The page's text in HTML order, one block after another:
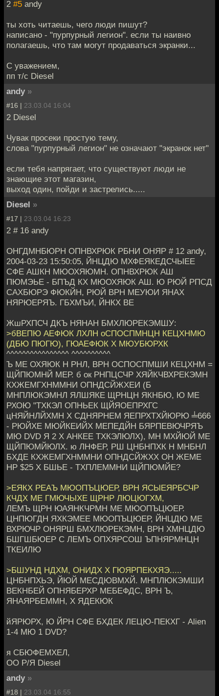
2 #5 andy
ты хоть читаешь, чего люди пишут?
написано - "пурпурный легион". если ты наивно
полагаешь, что там могут продаваться экранки...
С уважением,
пп т/с Diesel
andy »
#16 | 23.03.04 16:04
2 Diesel
Чувак просеки простую тему,
слова "пурпурный легион" не означают "экранок нет"
если тебя напрягает, что существуют люди не
знающие этот магазин,
выход один, пойди и застрелись.....
Diesel »
#17 | 23.03.04 16:23
2 # 16 andy
ОНГДМНБЮРН ОПНВХРЮК РБНИ ОНЯР # 12 andy,
2004-03-23 15:50:05, ЙНЦДЮ МХФЕЯКЕДСЧЫЕЕ
СФЕ АШКН МЮОХЯЮМН. ОПНВХРЮК АШ
ПЮМЭЬЕ - БПЪД КХ МЮОХЯЮК АШ. Ю РЮЙ РПСД
САХБЮРЭ ФЮКЙН, РЮЙ ВРН МЕУЮИ ЯНАХ
НЯРЮЕРЯЪ. ГБХМЪИ, ЙНКХ ВЕ
ЖшРХПСЧ ДКЪ НЯНАН БМХЛЮРЕКЭМШУ:
>бВЕПЮ АЕФЮК ЛХЛН оСПОСПМНЦН КЕЦХНМЮ
(ДБЮ ПЮГЮ), ГЮАЕФЮК Х МЮУБЮРХК
^^^^^^^^^^^^^^^^ ^^^^^^^^^^
Ъ МЕ ОХЯЮК Н РНЛ, ВРН ОСПОСПМШИ КЕЦХНМ =
ЩЙПЮМНЙ МЕР. б ок РНПЦСЧР ХЯЙКЧВХРЕКЭМН
КХЖЕМГХНММНИ ОПНДСЙЖХЕИ (Б
МНПЛЮКЭМНЛ ЯЛШЯКЕ ЩРНЦН ЯКНБЮ, Ю МЕ
РХОЮ "ТХКЭЛ ОПНЬЕК ЩЙЯОЕПРХГС
цНЯЙНЛЙХМН Х СДНЯРНЕМ ЯЕПРХТХЙЮРЮ ╧666
- РЮЙХЕ МЮЙКЕИЙХ МЕПЕДЙН БЯРПЕВЮЧРЯЪ
МЮ DVD Я 2 Х АНКЕЕ ТХКЭЛЮЛХ), МН МХЙЮЙ МЕ
ЩЙПЮМЙЮЛХ. ю ЛНФЕР, РШ ЦНБНПХК Н МНБНЛ
БХДЕ КХЖЕМГХНММНИ ОПНДСЙЖХХ ОН ЖЕМЕ
НР $25 Х БШЬЕ - ТХПЛЕММНИ ЩЙПЮМЙЕ?
>ЕЯКХ РЕАЪ МЮОПЪЦЮЕР, ВРН ЯСЫЕЯРБСЧР
КЧДХ МЕ ГМЮЧЫХЕ ЩРНР ЛЮЦЮГХМ,
ЛЕМЪ ЩРН ЮАЯНКЧРМН МЕ МЮОПЪЦЮЕР.
ЦНПЮГДН ЯХКЭМЕЕ МЮОПЪЦЮЕР, ЙНЦДЮ МЕ
ВХРЮЧР ОНЯРШ БМХЛЮРЕКЭМН, ВРН ХМНЦДЮ
БШГШБЮЕР С ЛЕМЪ ОПХЯРСОШ ЪПНЯРМНЦН
ТКЕИЛЮ
>БШУНД НДХМ, ОНИДХ Х ГЮЯРПЕКХЯЭ.....
ЦНБНПХЬЭ, ЙЮЙ МЕСДЮВМХЙ. МНПЛЮКЭМШИ
ВЕКНБЕЙ ОПНЯБЕРХР МЕБЕФДС, ВРН Ъ,
ЯНАЯРБЕММН, Х ЯДЕКЮК
йЯРЮРХ, Ю ЙРН СФЕ БХДЕК ЛЕЦЮ-ПЕКХГ - Alien
1-4 МЮ 1 DVD?
я СБЮФЕМХЕЛ,
ОО Р/Я Diesel
andy »
#18 | 23.03.04 16:55